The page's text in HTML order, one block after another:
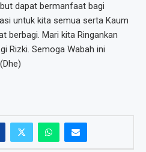
dapat bermanfaat bagi
untuk kita semua serta Kaum
berbagi. Mari kita Ringankan
Rizki. Semoga Wabah ini